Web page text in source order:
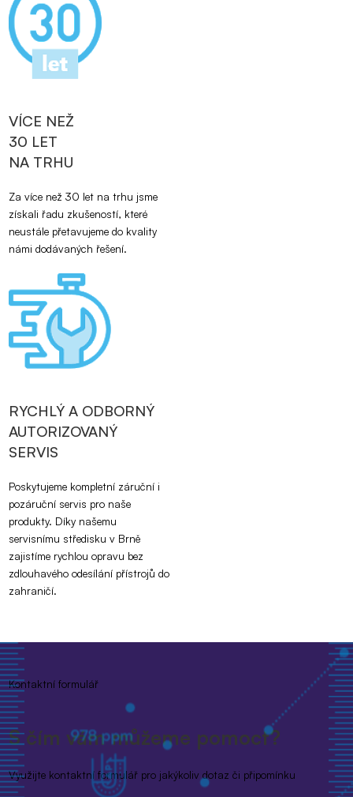
VÍCE NEŽ
30 LET
NA TRHU
Za více než 30 let na trhu jsme
získali řadu zkušeností, které
neustále přetavujeme do kvality
námi dodávaných řešení.
RYCHLÝ A ODBORNÝ
AUTORIZOVANÝ
SERVIS
Poskytujeme kompletní záruční i
pozáruční servis pro naše
produkty. Díky našemu
servisnímu středisku v Brně
zajistíme rychlou opravu bez
zdlouhavého odesílání přístrojů do
zahraničí.
Kontaktní formulář
S čím vám můžeme pomoct?
Využijte kontaktní formulář pro jakýkoliv dotaz či připomínku